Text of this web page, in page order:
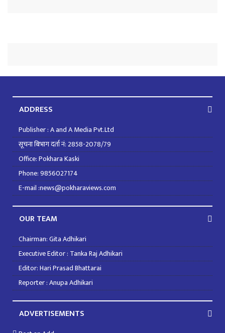
ADDRESS
Publisher : A and A Media Pvt.Ltd
सूचना बिभाग दर्ता नं: 2858-2078/79
Office: Pokhara Kaski
Phone: 9856027174
E-mail :news@pokharaviews.com
OUR TEAM
Chairman: Gita Adhikari
Executive Editor : Tanka Raj Adhikari
Editor: Hari Prasad Bhattarai
Reporter : Anupa Adhikari
ADVERTISEMENTS